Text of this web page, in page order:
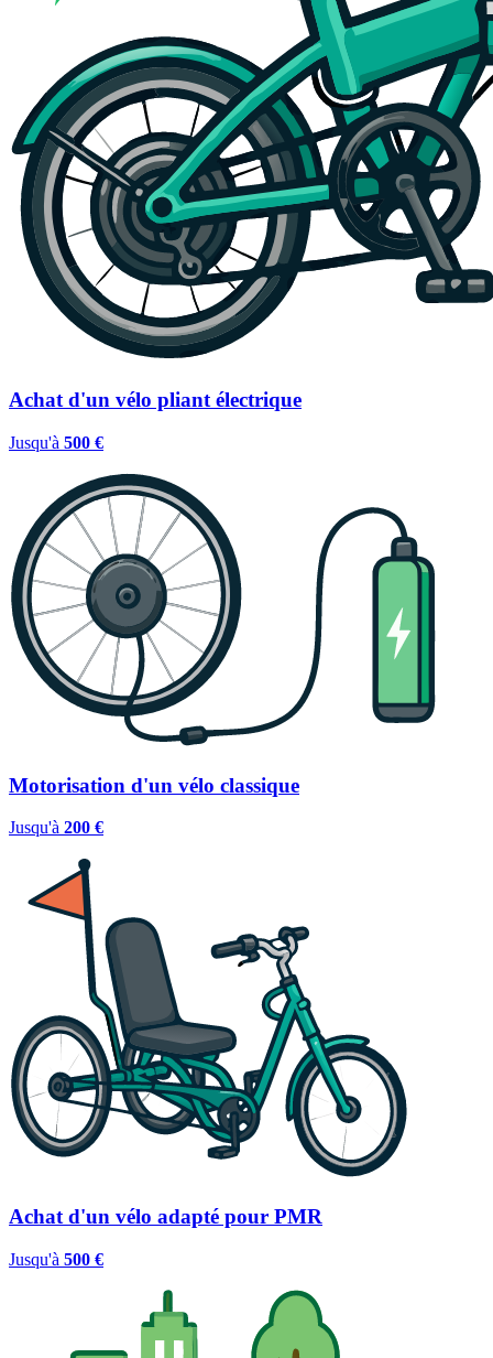
Achat d'un vélo pliant électrique
Jusqu'à 500 €
Motorisation d'un vélo classique
Jusqu'à 200 €
Achat d'un vélo adapté pour PMR
Jusqu'à 500 €